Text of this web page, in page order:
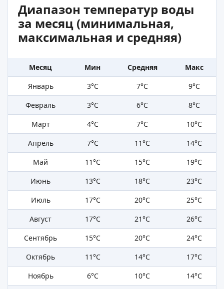
Диапазон температур воды
за месяц (минимальная,
максимальная и средняя)
Месяц Мин Средняя
Макс
Январь
3°C 7°C
9°C
Февраль
3°C 6°C
8°C
Март
4°C 7°C
10°C
Апрель
7°C 11°C
14°C
Май
11°C 15°C
19°C
Июнь
13°C 18°C
23°C
Июль
17°C 20°C
25°C
Август
17°C 21°C
26°C
Сентябрь
15°C 20°C
24°C
Октябрь
11°C 14°C
17°C
Ноябрь
6°C 10°C
14°C